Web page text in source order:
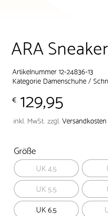
ARA
Artikelnummer 12-24836-13
KategorieDamenschuhe/
€ 129,95
inkl. MwSt.zzgl.Versandkosten
Größe
UK 4.5
UK 5.5
UK 6.5